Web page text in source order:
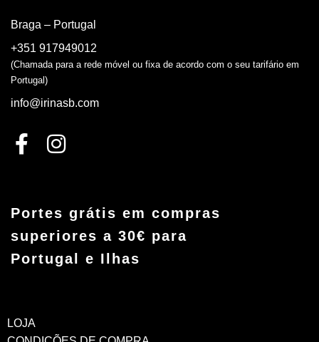
Braga – Portugal
+351 917949012
(Chamada para a rede móvel ou fixa de acordo com o seu tarifário em
Portugal)
info@irinasb.com
Portes grátis em compras
superiores a 30€ para
Portugal e Ilhas
LOJA